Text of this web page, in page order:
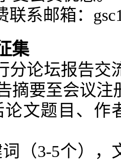
联系邮箱：
集
分论坛报告交
摘要至会议
论文题目、
词（3-5个）